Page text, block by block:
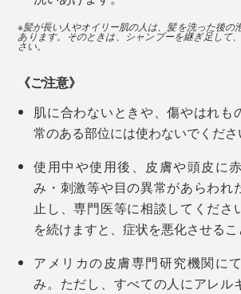
※髪が長い人やオイリー肌の人は、髪を洗った後の
あります。そのときは、シャンプーを継ぎ足して
さい。
《ご注意》
肌に合わないときや、傷やはれも
常のある部位には使わないでくださ
使用中や使用後、皮膚や頭皮に
み・刺激等や目の異常があらわれ
止し、専門医等に相談してくださ
を続けますと、症状を悪化させるこ
アメリカの皮膚専門研究機関に
み。ただし、すべての人にアレル